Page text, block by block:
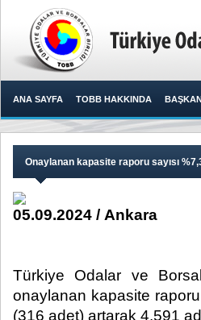
ANA SAYFA TOBB HAKKINDA
Onaylanan kapasite raporu sayısı
05.09.2024 / Ankara
Türkiye Odalar ve
onaylanan kapasite
(316 adet) artarak 4.591